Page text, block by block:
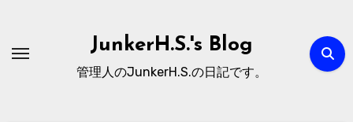
JunkerH.S.'s Blog
管理人のJunkerH.S.の日記です。